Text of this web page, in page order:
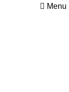
Menu